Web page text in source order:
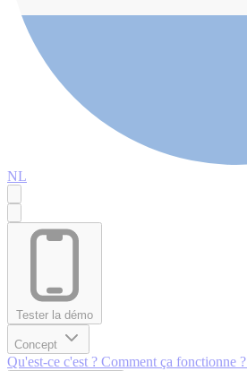
NL
Tester la démo
Concept
Qu'est-ce c'est ? Comment ça fonctionne ?